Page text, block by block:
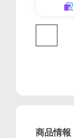
商品情報